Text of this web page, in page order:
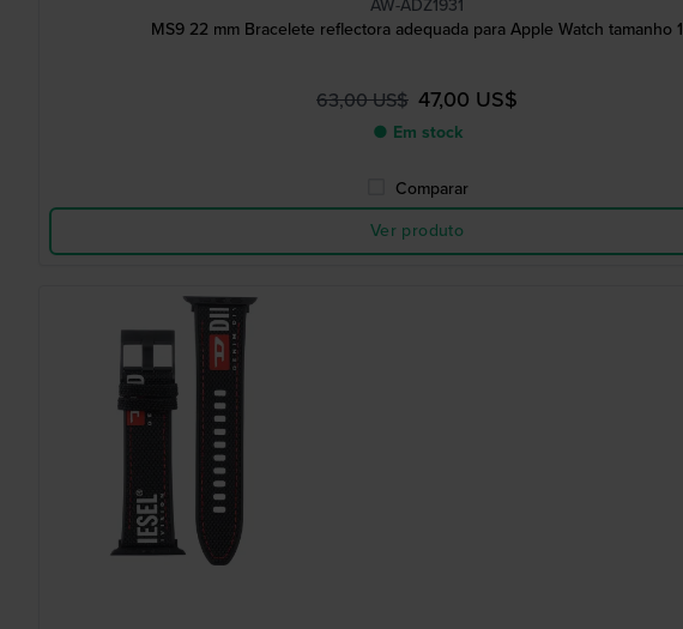
AW-ADZ1931
MS9 22 mm Bracelete reflectora adequada para Apple Watch tamanho 1
63,00 US$ 47,00 US$
● Em stock
Comparar
Ver produto